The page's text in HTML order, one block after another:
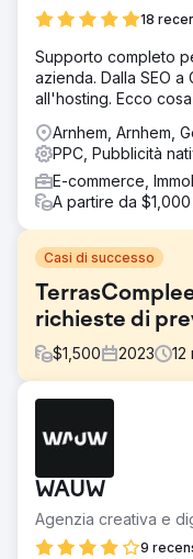
18
Supporto completo
azienda. Dalla SEO
all'hosting. Ecco
Arnhem, Arnhem,
PPC, Pubblicità
E-commerce,
A partire da $1,000
Casi di successo
richieste di
$1,500 2023 12
Terrascompleet si è
avvio dell'azienda,
richieste stabile
Per realizzare
un piano di marketing
WAUW
Agenzia creativa e
9